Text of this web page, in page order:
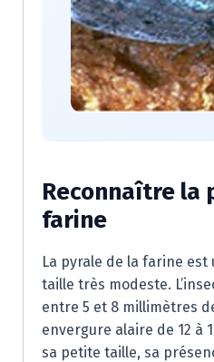
Reconnaître la
farine
La pyrale de la farine
taille très modeste.
entre 5 et 8 millimètres
envergure alaire de 12 à
sa petite taille, sa